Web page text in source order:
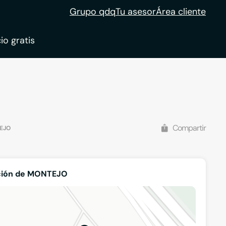
Grupo qdqTu asesorÁrea cliente
gratis
Compartir
de MONTEJO